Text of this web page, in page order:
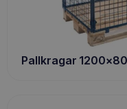
Pallkragar